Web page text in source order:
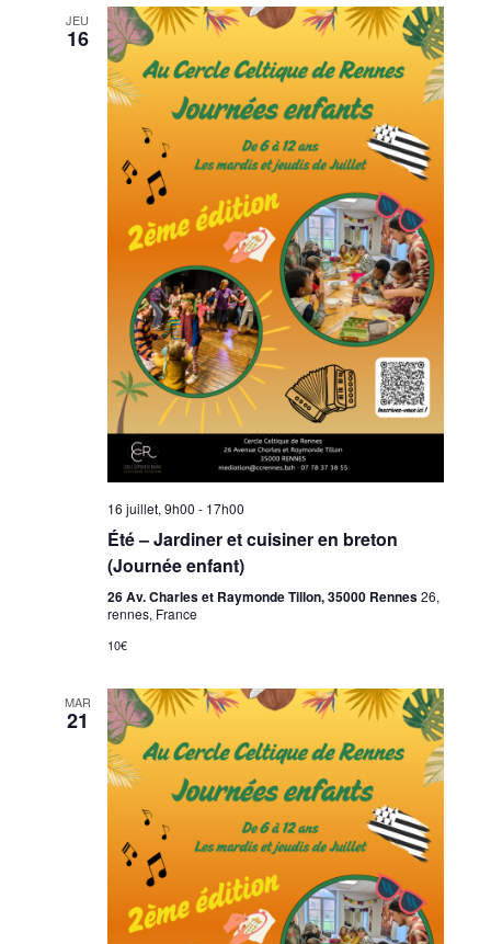
JEU
16
16 juillet, 9h00 - 17h00
Été – Jardiner et cuisiner en breton
(Journée enfant)
26 Av. Charles et Raymonde Tillon, 35000 Rennes26,
rennes, France
10€
MAR
21